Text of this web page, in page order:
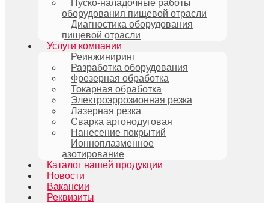
Пуско-наладочные работы
оборудования пищевой отрасли
Диагностика оборудования
пищевой отрасли
Услуги компании
Реинжиниринг
Разработка оборудования
Фрезерная обработка
Токарная обработка
Электроэррозионная резка
Лазерная резка
Сварка аргонодуговая
Нанесение покрытий
Ионноплазменное
азотирование
Каталог нашей продукции
Новости
Вакансии
Реквизиты